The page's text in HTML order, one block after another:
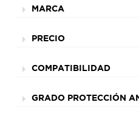
MARCA
PRECIO
COMPATIBILIDAD
GRADO PROTECCIÓN